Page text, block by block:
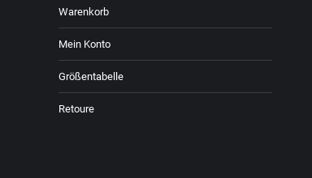
Warenkorb
Mein Konto
Größentabelle
Retoure